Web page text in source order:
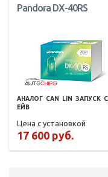
Pandora DX-40RS
АНАЛОГ CAN LIN ЗАПУСК
ЕЙВ
Цена с установкой
17 600 руб.